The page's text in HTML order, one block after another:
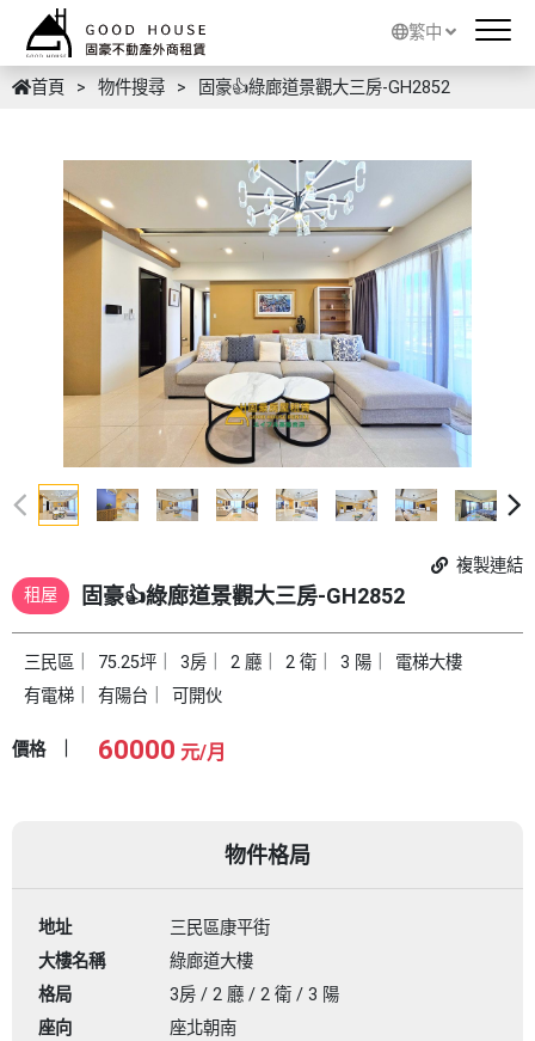
繁中
首頁 物件搜尋 固豪👍綠廊道景觀大三房-GH2852
租屋 固豪👍綠廊道景觀大三房-GH2852
複製連結
三民區 75.25坪 3房 2 廳 2 衛 3 陽
電梯大樓
有電梯
有陽台 可開伙
價格 60000 元/月
物件格局
地址
三民區康平街
大樓名稱
綠廊道大樓
格局
3房 / 2 廳 / 2 衛 / 3 陽
座向
座北朝南